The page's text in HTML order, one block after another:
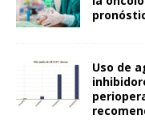
Uso de